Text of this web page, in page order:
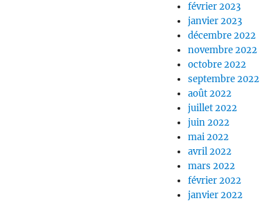
février 2023
janvier 2023
décembre 2022
novembre 2022
octobre 2022
septembre 2022
août 2022
juillet 2022
juin 2022
mai 2022
avril 2022
mars 2022
février 2022
janvier 2022